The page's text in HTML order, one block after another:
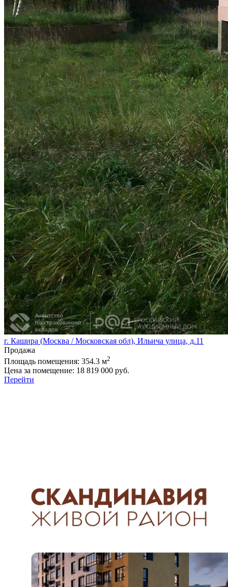
г. Кашира (Москва / Московская обл), Ильича улица, д.11
Продажа
Площадь помещения: 354.3 м2
Цена за помещение: 18 819 000 руб.
Перейти